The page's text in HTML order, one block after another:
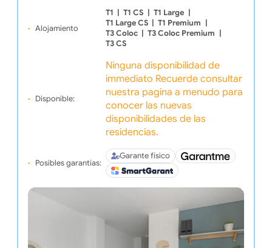
Alojamiento
T1 T1 CS T1 Large
T1 Large CS
T1 Premium
T3 Coloc
T3 Coloc Premium
T3 CS
Disponible:
Ninguna disponibilidad de
immediato Recuerde consultar
nuestra pagina a menudo para
conocer las nuevas
disponibilidades de las
residencias.
Posibles garantías:
Garante físico